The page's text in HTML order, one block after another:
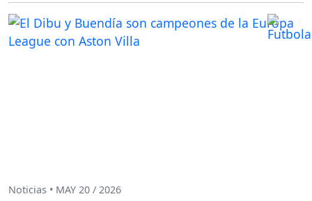
Noticias • MAY 20 / 2026